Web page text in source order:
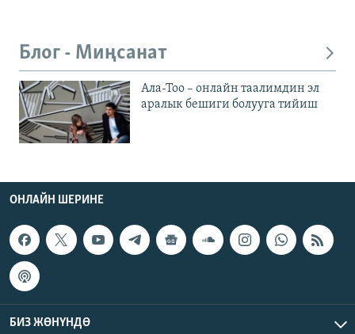
Блог - Миңсанат
Ала-Тоо – онлайн таалимдин эл
аралык бешиги болууга тийиш
ОНЛАЙН ШЕРИНЕ
БИЗ ЖӨНҮНДӨ